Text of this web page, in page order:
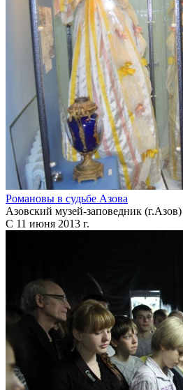
Романовы в судьбе Азова
Азовский музей-заповедник (г.Азов)
С 11 июня 2013 г.